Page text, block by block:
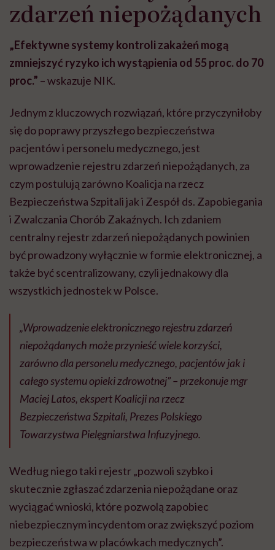
zdarzeń niepożądanych
„Efektywne systemy kontroli zakażeń mogą
zmniejszyć ryzyko ich wystąpienia od 55 proc. do 70
proc.” – wskazuje NIK.
Jednym z kluczowych rozwiązań, które przyczyniłoby
się do poprawy przyszłego bezpieczeństwa
pacjentów i personelu medycznego, jest
wprowadzenie rejestru zdarzeń niepożądanych, za
czym postulują zarówno Koalicja na rzecz
Bezpieczeństwa Szpitali jak i Zespół ds. Zapobiegania
i Zwalczania Chorób Zakaźnych. Ich zdaniem
centralny rejestr zdarzeń niepożądanych powinien
być prowadzony wyłącznie w formie elektronicznej, a
także być scentralizowany, czyli jednakowy dla
wszystkich jednostek w Polsce.
„Wprowadzenie elektronicznego rejestru zdarzeń
niepożądanych może przynieść wiele korzyści,
zarówno dla personelu medycznego, pacjentów jak i
całego systemu opieki zdrowotnej” – przekonuje mgr
Maciej Latos, ekspert Koalicji na rzecz
Bezpieczeństwa Szpitali, Prezes Polskiego
Towarzystwa Pielęgniarstwa Infuzyjnego.
Według niego taki rejestr „pozwoli szybko i
skutecznie zgłaszać zdarzenia niepożądane oraz
wyciągać wnioski, które pozwolą zapobiec
niebezpiecznym incydentom oraz zwiększyć poziom
bezpieczeństwa w placówkach medycznych”.